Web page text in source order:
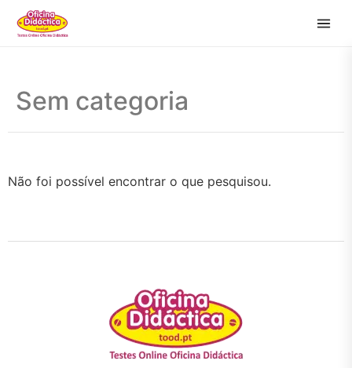
Sem categoria
Não foi possível encontrar o que pesquisou.